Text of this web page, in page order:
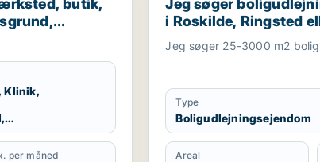
butik,
til salg i
Klinik,
per måned
Jeg søger
i Roskilde, Ringsted
Jeg søger 25-3000 m2
Type
Boligudlejningsejendom
Areal